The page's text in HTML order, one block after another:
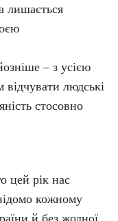
лишається
– з усією
людські
стосовно
цей рік нас
кожному
й без жодної